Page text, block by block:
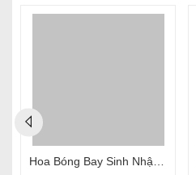
Hoa Bóng Bay Sinh Nhật Đẹp Tại Hà Nội Mẫu 02